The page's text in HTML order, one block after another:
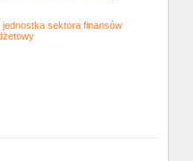
sektora finansów